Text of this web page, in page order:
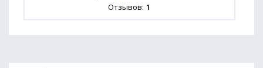
Отзывов: 1